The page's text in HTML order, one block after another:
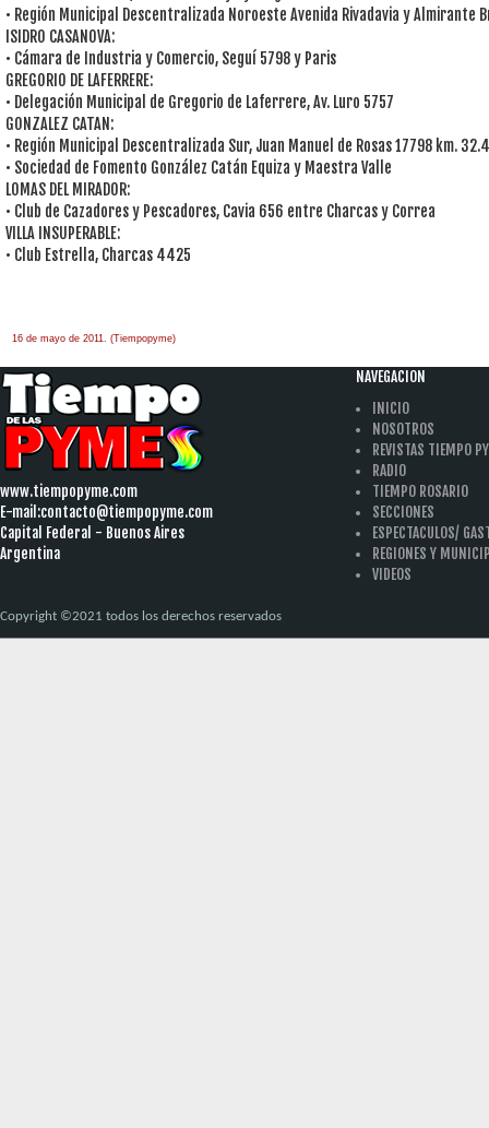
• Región Municipal Descentralizada Noroeste Avenida Rivadavia y Almirante
ISIDRO CASANOVA:
• Cámara de Industria y Comercio, Seguí 5798 y Paris
GREGORIO DE LAFERRERE:
• Delegación Municipal de Gregorio de Laferrere, Av. Luro 5757
GONZALEZ CATAN:
• Región Municipal Descentralizada Sur, Juan Manuel de Rosas 17798 km.
• Sociedad de Fomento González Catán Equiza y Maestra Valle
LOMAS DEL MIRADOR:
• Club de Cazadores y Pescadores, Cavia 656 entre Charcas y Correa
VILLA INSUPERABLE:
• Club Estrella, Charcas 4425
16 de mayo de 2011. (Tiempopyme)
www.tiempopyme.com
E-mail:contacto@tiempopyme.com
Capital Federal - Buenos Aires
Argentina
NAVEGACION
INICIO
NOSOTROS
REVISTAS TIEMPO
RADIO
TIEMPO ROSARIO
SECCIONES
ESPECTACULOS/
REGIONES Y
VIDEOS
Copyright ©2021 todos los derechos reservados